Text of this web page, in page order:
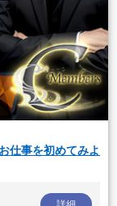
仕事を初めてみよ